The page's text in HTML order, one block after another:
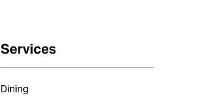
Services
Dining